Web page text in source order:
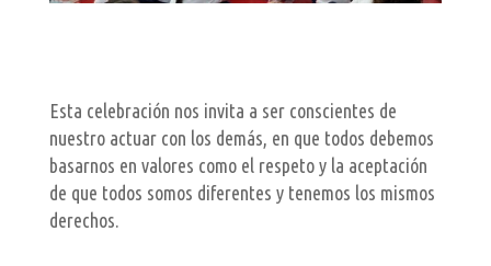
Esta celebración nos invita a ser conscientes de
nuestro actuar con los demás, en que todos debemos
basarnos en valores como el respeto y la aceptación
de que todos somos diferentes y tenemos los mismos
derechos.